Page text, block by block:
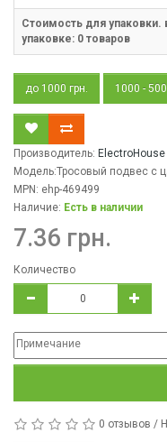
Стоимость для упаковки.
упаковке: 0 товаров
до 1000 грн. 1000 -
Производитель: ElectroHouse
Модель:Тросовый подвес с
MPN: ehp-469499
Наличие: Есть в наличии
7.36 грн.
Количество
0 отзывов /